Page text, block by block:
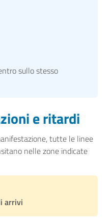
sullo stesso
e ritardi
tutte le linee
nelle zone indicate
arrivi